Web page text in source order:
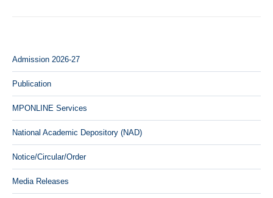
Admission 2026-27
Publication
MPONLINE Services
National Academic Depository (NAD)
Notice/Circular/Order
Media Releases